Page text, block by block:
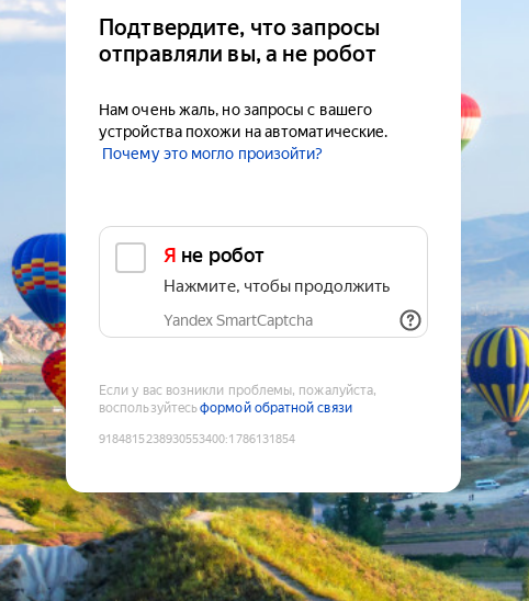
Подтвердите, что запросы
отправляли вы, а не робот
Нам очень жаль, но запросы с вашего
устройства похожи на автоматические.
Почему это могло произойти?
Я не робот
Нажмите, чтобы продолжить
Yandex SmartCaptcha
Если у вас возникли проблемы, пожалуйста,
воспользуйтесьформой обратной связи
9184815238930553400:1786131854